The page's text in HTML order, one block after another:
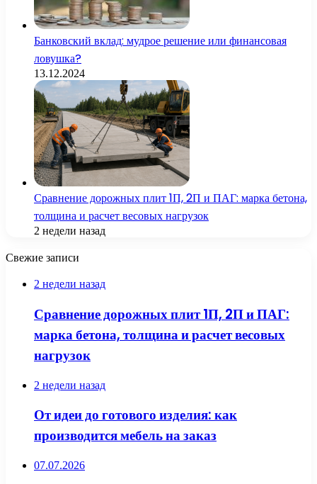
Банковский вклад: мудрое решение или финансовая
ловушка?
13.12.2024
Сравнение дорожных плит 1П, 2П и ПАГ: марка бетона,
толщина и расчет весовых нагрузок
2 недели назад
Свежие записи
2 недели назад
Сравнение дорожных плит 1П, 2П и ПАГ:
марка бетона, толщина и расчет весовых
нагрузок
2 недели назад
От идеи до готового изделия: как
производится мебель на заказ
07.07.2026